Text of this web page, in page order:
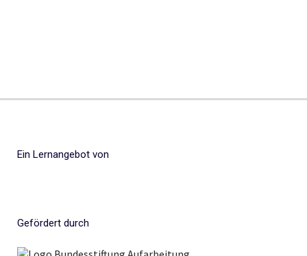
Ein Lernangebot von
Gefördert durch